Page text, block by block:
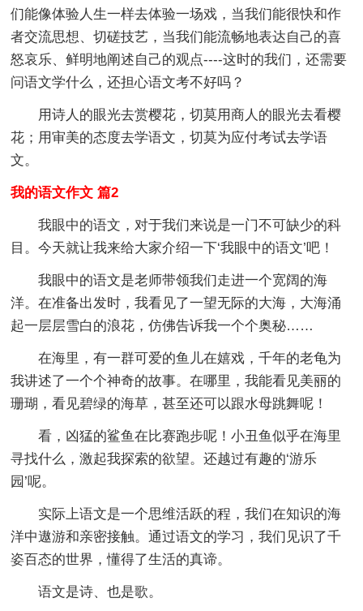
们能像体验人生一样去体验一场戏，当我们能很快和作
者交流思想、切磋技艺，当我们能流畅地表达自己的喜
怒哀乐、鲜明地阐述自己的观点----这时的我们，还需要
问语文学什么，还担心语文考不好吗？
用诗人的眼光去赏樱花，切莫用商人的眼光去看樱
花；用审美的态度去学语文，切莫为应付考试去学语
文。
我的语文作文 篇2
我眼中的语文，对于我们来说是一门不可缺少的科
目。今天就让我来给大家介绍一下‘我眼中的语文’吧！
我眼中的语文是老师带领我们走进一个宽阔的海
洋。在准备出发时，我看见了一望无际的大海，大海涌
起一层层雪白的浪花，仿佛告诉我一个个奥秘……
在海里，有一群可爱的鱼儿在嬉戏，千年的老龟为
我讲述了一个个神奇的故事。在哪里，我能看见美丽的
珊瑚，看见碧绿的海草，甚至还可以跟水母跳舞呢！
看，凶猛的鲨鱼在比赛跑步呢！小丑鱼似乎在海里
寻找什么，激起我探索的欲望。还越过有趣的‘游乐
园’呢。
实际上语文是一个思维活跃的程，我们在知识的海
洋中遨游和亲密接触。通过语文的学习，我们见识了千
姿百态的世界，懂得了生活的真谛。
语文是诗、也是歌。